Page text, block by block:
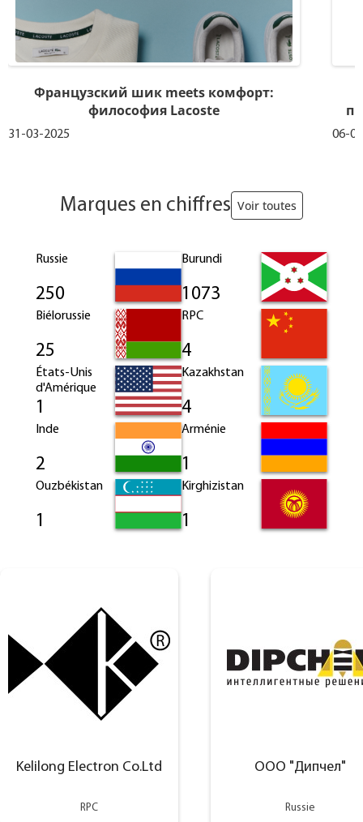
Французский шик meets комфорт:
философия Lacoste
31-03-2025 06-
Marques en chiffres Voir toutes
Russie
250
Burundi
1073
Biélorussie
25
RPC
4
États-Unis
d'Amérique
1
Kazakhstan
4
Inde
2
Arménie
1
Ouzbékistan
1
Kirghizistan
1
Kelilong Electron Co.Ltd
RPC
ООО "Дипчел"
Russie